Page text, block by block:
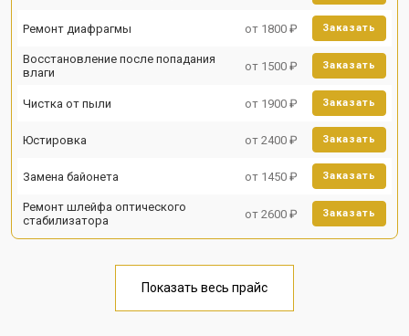
Ремонт диафрагмы от 1800 ₽ Заказать
Восстановление после попадания
влаги
от 1500 ₽ Заказать
Чистка от пыли от 1900 ₽ Заказать
Юстировка от 2400 ₽ Заказать
Замена байонета от 1450 ₽ Заказать
Ремонт шлейфа оптического
стабилизатора
от 2600 ₽ Заказать
Показать весь прайс